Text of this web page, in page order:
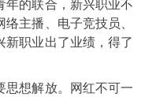
年的联合，新兴职业不
主播、电子竞技员、
新职业出了业绩，得了
思想解放。网红不可一